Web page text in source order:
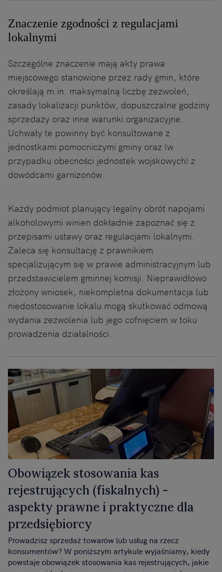
Znaczenie zgodności z regulacjami
lokalnymi
Szczególne znaczenie mają akty prawa
miejscowego stanowione przez rady gmin, które
określają m.in. maksymalną liczbę zezwoleń,
zasady lokalizacji punktów, dopuszczalne godziny
sprzedaży oraz inne warunki organizacyjne.
Uchwały te powinny być konsultowane z
jednostkami pomocniczymi gminy oraz (w
przypadku obecności jednostek wojskowych) z
dowódcami garnizonów.
Każdy podmiot planujący legalny obrót napojami
alkoholowymi winien dokładnie zapoznać się z
przepisami ustawy oraz regulacjami lokalnymi.
Zaleca się konsultację z prawnikiem
specjalizującym się w prawie administracyjnym lub
przedstawicielem gminnej komisji. Nieprawidłowo
złożony wniosek, niekompletna dokumentacja lub
niedostosowanie lokalu mogą skutkować odmową
wydania zezwolenia lub jego cofnięciem w toku
prowadzenia działalności.
Obowiązek stosowania kas
rejestrujących (fiskalnych) -
aspekty prawne i praktyczne dla
przedsiębiorcy
Prowadzisz sprzedaż towarów lub usług na rzecz
konsumentów? W poniższym artykule wyjaśniamy, kiedy
powstaje obowiązek stosowania kas rejestrujących, jakie